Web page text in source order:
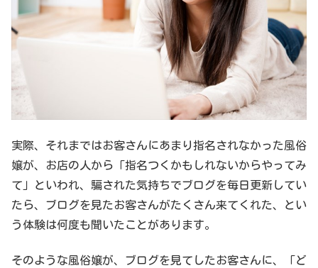
実際、それまではお客さんにあまり指名されなかった風俗
嬢が、お店の人から「指名つくかもしれないからやってみ
て」といわれ、騙された気持ちでブログを毎日更新してい
たら、ブログを見たお客さんがたくさん来てくれた、とい
う体験は何度も聞いたことがあります。
そのような風俗嬢が、ブログを見てしたお客さんに、「ど